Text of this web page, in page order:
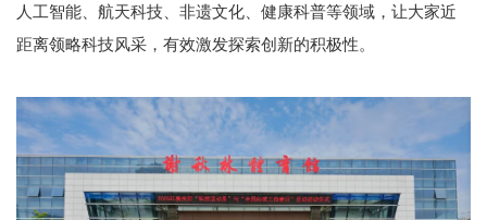
人工智能、航天科技、非遗文化、健康科普等领域，让大家近
距离领略科技风采，有效激发探索创新的积极性。